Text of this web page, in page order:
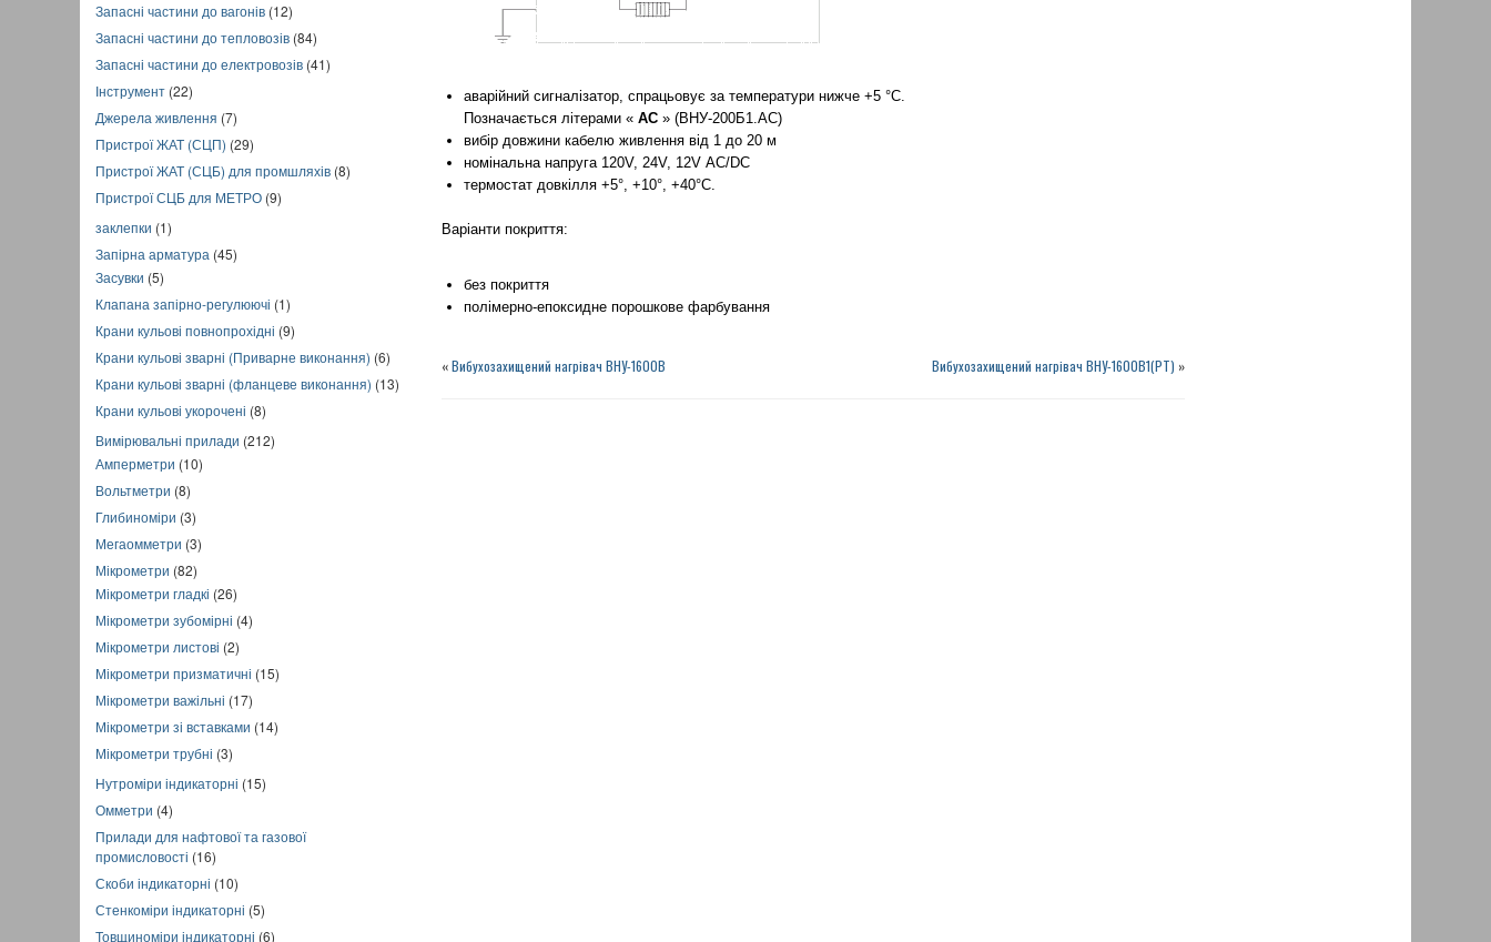
Запасні частини до вагонів (12)
Запасні частини до тепловозів (84)
Запасні частини до електровозів (41)
Інструмент (22)
Джерела живлення (7)
Пристрої ЖАТ (СЦП) (29)
Пристрої ЖАТ (СЦБ) для промшляхів (8)
Пристрої СЦБ для МЕТРО (9)
заклепки (1)
Запірна арматура (45)
Засувки (5)
Клапана запірно-регулюючі (1)
Крани кульові повнопрохідні (9)
Крани кульові зварні (Приварне виконання) (6)
Крани кульові зварні (фланцеве виконання) (13)
Крани кульові укорочені (8)
Вимірювальні прилади (212)
Амперметри (10)
Вольтметри (8)
Глибиноміри (3)
Мегаомметри (3)
Мікрометри (82)
Мікрометри гладкі (26)
Мікрометри зубомірні (4)
Мікрометри листові (2)
Мікрометри призматичні (15)
Мікрометри важільні (17)
Мікрометри зі вставками (14)
Мікрометри трубні (3)
Нутроміри індикаторні (15)
Омметри (4)
Прилади для нафтової та газової
промисловості (16)
Скоби індикаторні (10)
Стенкоміри індикаторні (5)
Товщиноміри індикаторні (6)
аварійний сигналізатор, спрацьовує за температури нижче +5 °C.
Позначається літерами « АС» (ВНУ-200Б1.АС)
вибір довжини кабелю живлення від 1 до 20 м
номінальна напруга 120V, 24V, 12V АС/DC
термостат довкілля +5°, +10°, +40°С.
Варіанти покриття:
без покриття
полімерно-епоксидне порошкове фарбування
«Вибухозахищений нагрівач ВНУ-1600В Вибухозахищений нагрівач ВНУ-1600В1(РТ) »